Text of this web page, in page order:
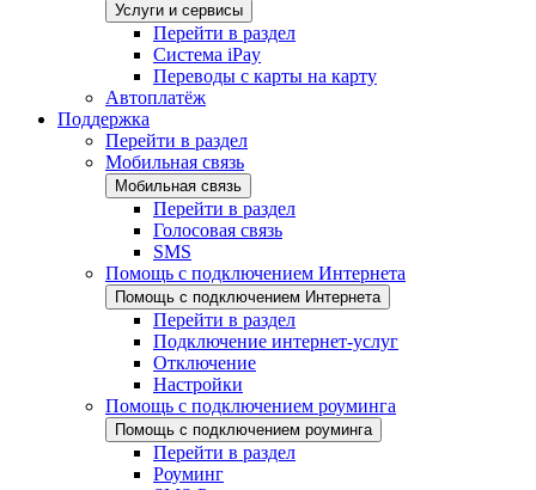
Услуги и сервисы
Перейти в раздел
Система iPay
Переводы с карты на карту
Автоплатёж
Поддержка
Перейти в раздел
Мобильная связь
Мобильная связь
Перейти в раздел
Голосовая связь
SMS
Помощь с подключением Интернета
Помощь с подключением Интернета
Перейти в раздел
Подключение интернет-услуг
Отключение
Настройки
Помощь с подключением роуминга
Помощь с подключением роуминга
Перейти в раздел
Роуминг